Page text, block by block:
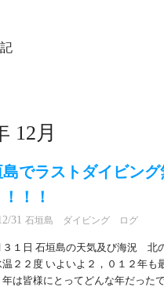
12月
でラストダイビン
！！
31 石垣島 ダイビング ログ
３１日 石垣島の天気及び海況 北
温２２度 いよいよ２，０１２年も
年は皆様にとってどんな年だった